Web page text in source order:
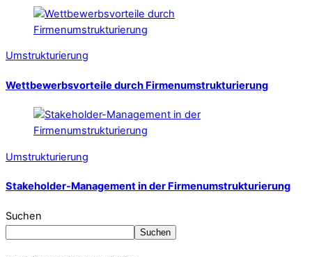
Umstrukturierung
Wettbewerbsvorteile durch Firmenumstrukturierung
Umstrukturierung
Stakeholder-Management in der Firmenumstrukturierung
Suchen
Suchen